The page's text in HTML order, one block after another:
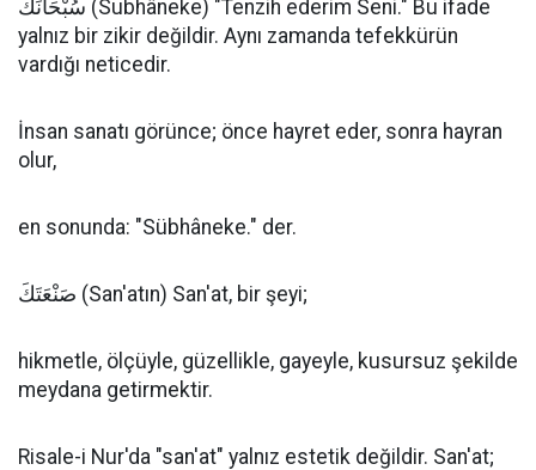
سُبْحَانَكَ (Subhâneke) "Tenzih ederim Seni." Bu ifade
yalnız bir zikir değildir. Aynı zamanda tefekkürün
vardığı neticedir.
İnsan sanatı görünce; önce hayret eder, sonra hayran
olur,
en sonunda: "Sübhâneke." der.
صَنْعَتَكَ (San'atın) San'at, bir şeyi;
hikmetle, ölçüyle, güzellikle, gayeyle, kusursuz şekilde
meydana getirmektir.
Risale-i Nur'da "san'at" yalnız estetik değildir. San'at;